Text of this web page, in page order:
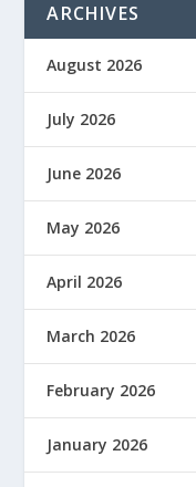
ARCHIVES
August 2026
July 2026
June 2026
May 2026
April 2026
March 2026
February 2026
January 2026